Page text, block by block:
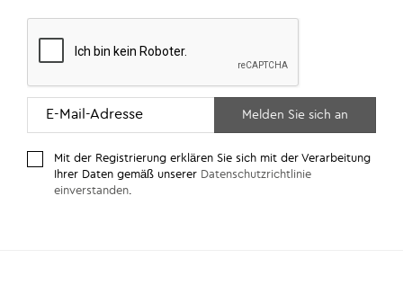
Mit der Registrierung erklären Sie sich mit der Verarbeitung
Ihrer Daten gemäß unserer Datenschutzrichtlinie
einverstanden.